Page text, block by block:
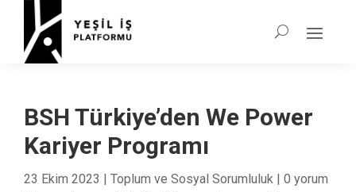
BSH Türkiye’den We Power
Kariyer Programı
23 Ekim 2023 | Toplum ve Sosyal Sorumluluk | 0 yorum